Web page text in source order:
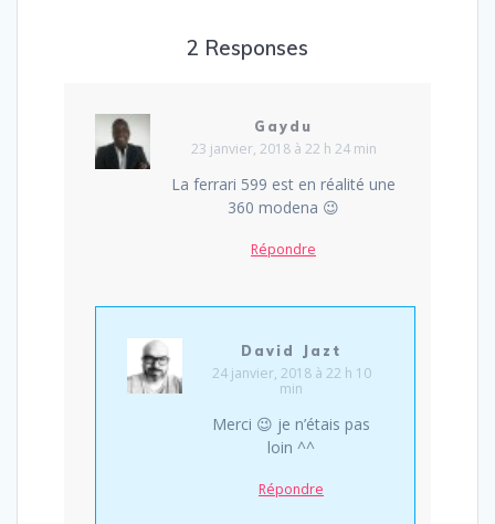
2 Responses
Gaydu
23 janvier, 2018 à 22 h 24 min
La ferrari 599 est en réalité une
360 modena 😉
Répondre
David Jazt
24 janvier, 2018 à 22 h 10
min
Merci 😉 je n’étais pas
loin ^^
Répondre